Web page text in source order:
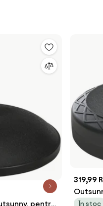
pentru
319,99
Plastic
În stoc